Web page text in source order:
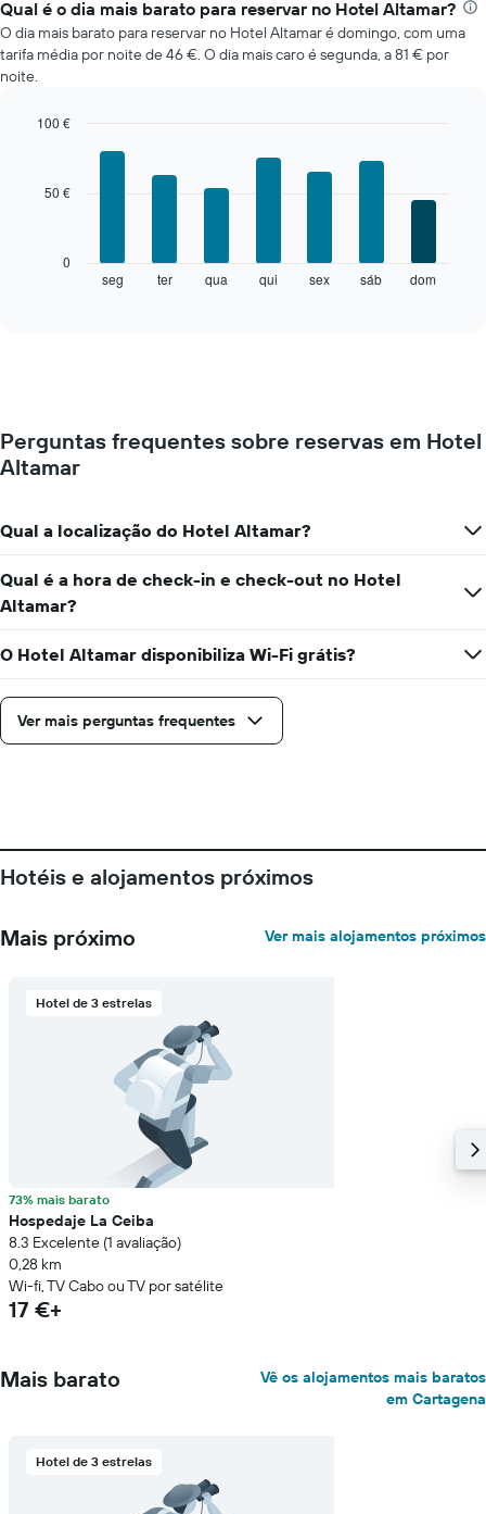
Qual é o dia mais barato para reservar no Hotel Altamar?
O dia mais barato para reservar no Hotel Altamar é domingo, com uma
tarifa média por noite de 46 €. O dia mais caro é segunda, a 81 € por
noite.
quarto
a
da
gráfico
apresenta
os
dias
semana
numa
abcissa
médio
de
numa
seg ter qua qui sex sáb dom
0
50 €
100 €
Perguntas frequentes sobre reservas em Hotel
Altamar
Qual a localização do Hotel Altamar?
Qual é a hora de check-in e check-out no Hotel
Altamar?
O Hotel Altamar disponibiliza Wi-Fi grátis?
Ver mais perguntas frequentes
Hotéis e alojamentos próximos
Mais próximo Ver mais alojamentos próximos
Hotel de 3 estrelas
73% mais barato
Hospedaje La Ceiba
8.3 Excelente (1 avaliação)
0,28 km
Wi-fi, TV Cabo ou TV por satélite
17 €+
Mais barato
Vê os alojamentos mais baratos
em Cartagena
Hotel de 3 estrelas